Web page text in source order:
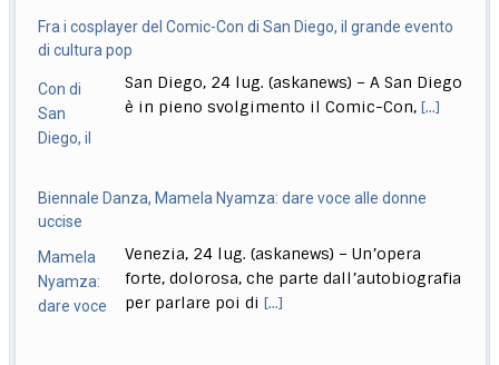
uccise
Venezia, 24 lug. (askanews) – Un’opera
forte, dolorosa, che parte dall’autobiografia
per parlare poi di[...]
arte e AI
Arts & Culture in occasione della Biennale
Danza ha[...]